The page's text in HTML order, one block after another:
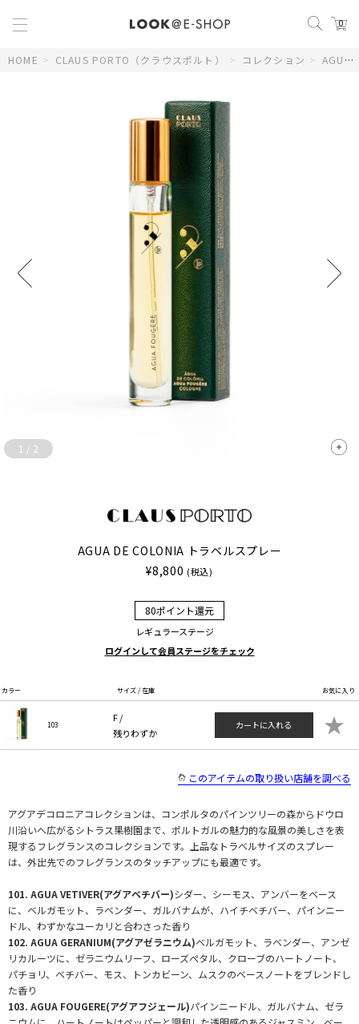
0
HOME > CLAUS PORTO（クラウスポルト） > コレクション > AGUA DE COLONIA
1 / 2
AGUA DE COLONIA トラベルスプレー
¥8,800 (税込)
80ポイント還元
レギュラーステージ
ログインして会員ステージをチェック
カラー サイズ / 在庫 お気に入り
103
F /
残りわずか
カートに入れる ★
このアイテムの取り扱い店舗を調べる
アグアデコロニアコレクションは、コンポルタのパインツリーの森からドウロ
川沿いへ広がるシトラス果樹園まで、ポルトガルの魅力的な風景の美しさを表
現するフレグランスのコレクションです。上品なトラベルサイズのスプレー
は、外出先でのフレグランスのタッチアップにも最適です。
101. AGUA VETIVER(アグアベチバー)シダー、シーモス、アンバーをベース
に、ベルガモット、ラベンダー、ガルバナムが、ハイチベチバー、パインニー
ドル、わずかなユーカリと合わさった香り
102. AGUA GERANIUM(アグアゼラニウム)ベルガモット、ラベンダー、アンゼ
リカルーツに、ゼラニウムリーフ、ローズぺタル、クローブのハートノート、
パチョリ、ベチバー、モス、トンカビーン、ムスクのベースノートをブレンドし
た香り
103. AGUA FOUGERE(アグアフジェール)パインニードル、ガルバナム、ゼラ